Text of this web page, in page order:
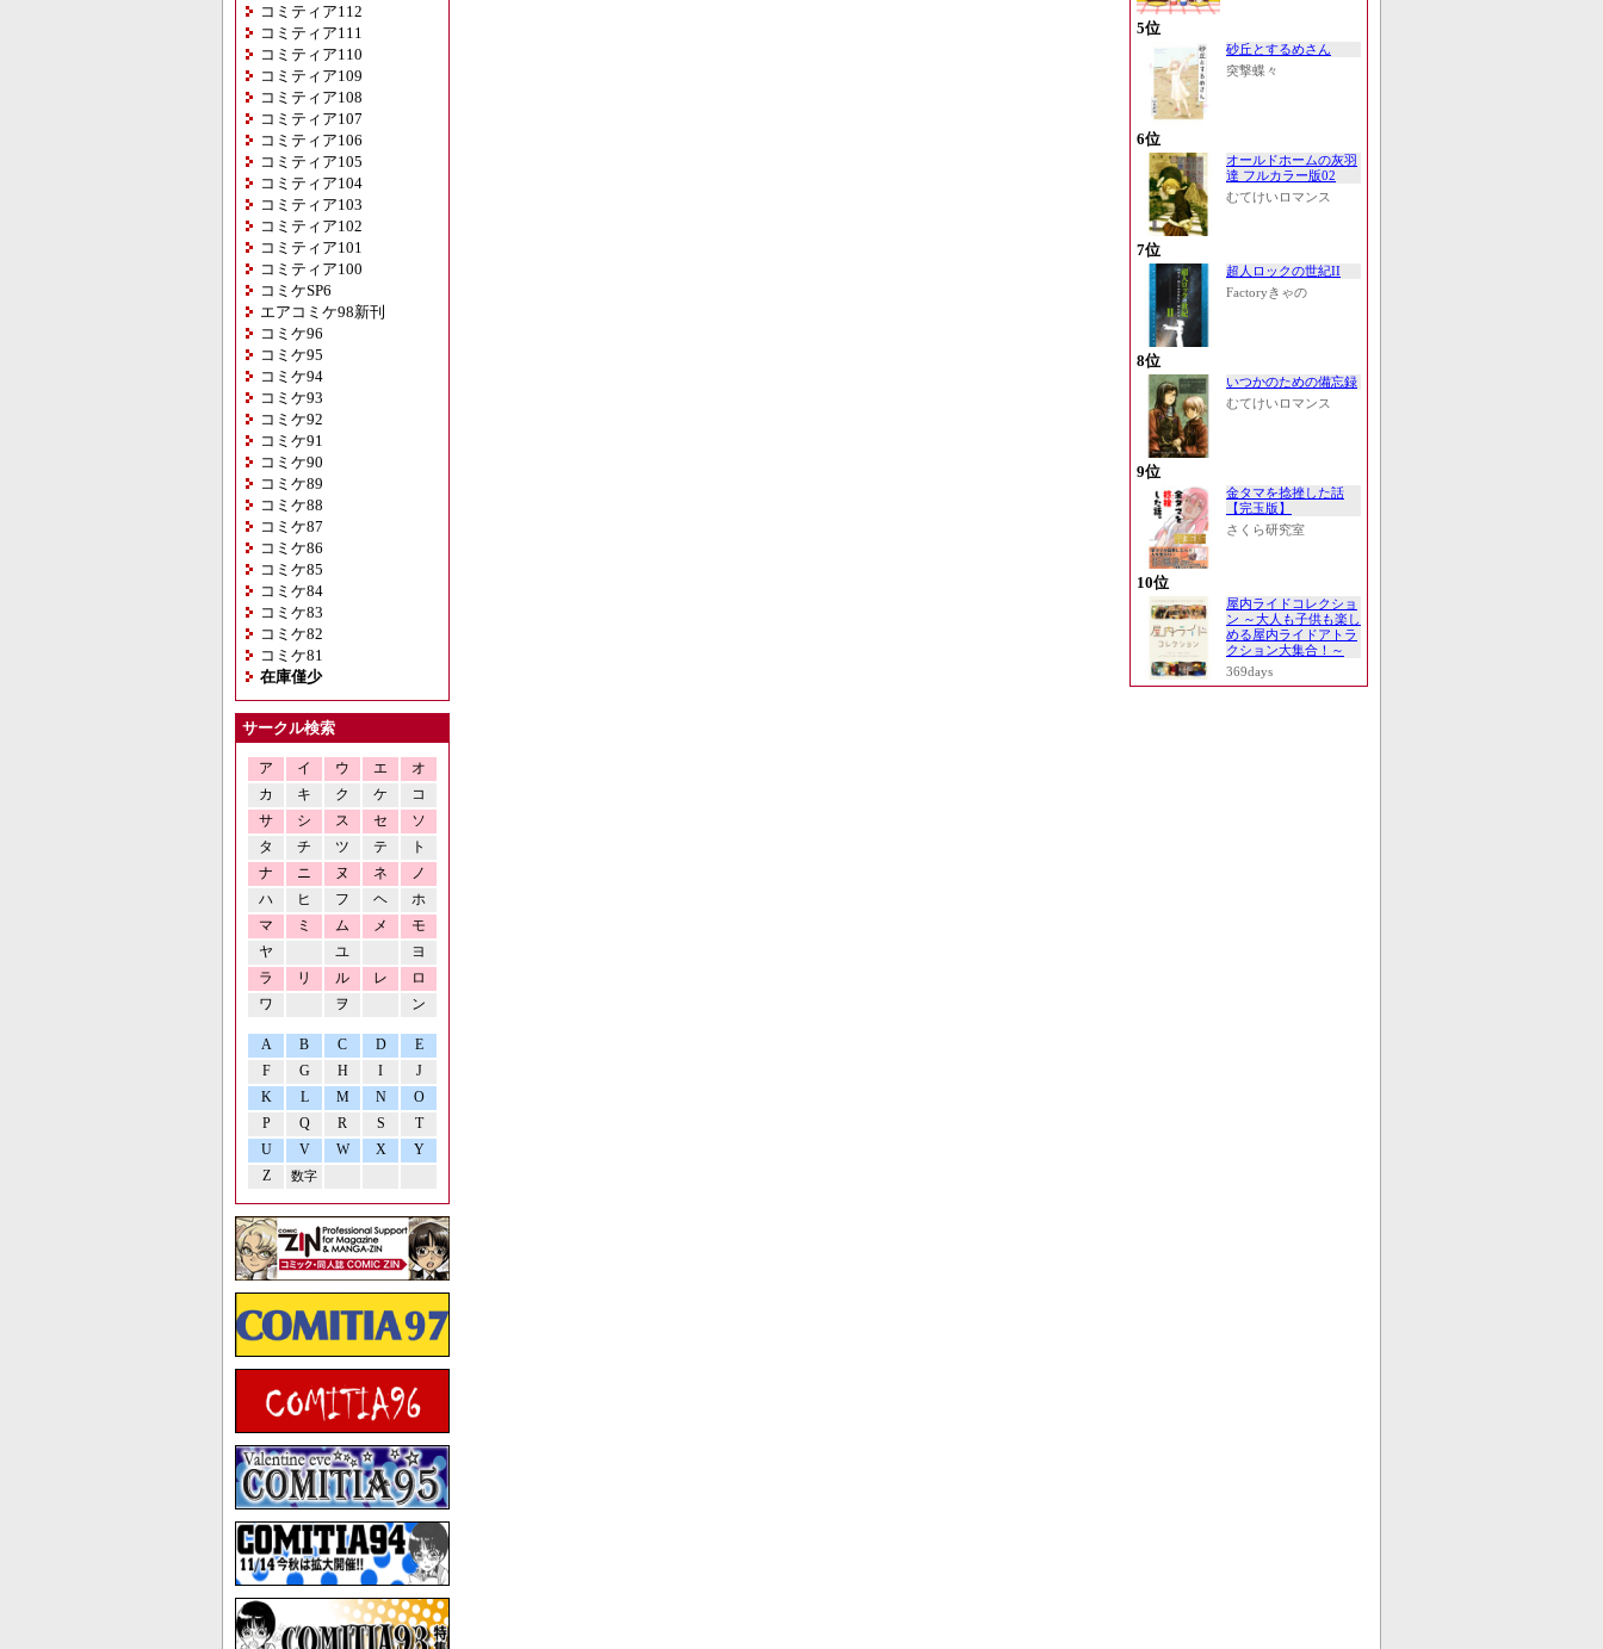
コミティア112
コミティア111
コミティア110
コミティア109
コミティア108
コミティア107
コミティア106
コミティア105
コミティア104
コミティア103
コミティア102
コミティア101
コミティア100
コミケSP6
エアコミケ98新刊
コミケ96
コミケ95
コミケ94
コミケ93
コミケ92
コミケ91
コミケ90
コミケ89
コミケ88
コミケ87
コミケ86
コミケ85
コミケ84
コミケ83
コミケ82
コミケ81
在庫僅少
サークル検索
ア イ ウ エ
オ
カ
キ ク ケ
コ
サ
シ ス セ
ソ
タ
チ ツ テ
ト
ナ
ニ ヌ ネ
ノ
ハ
ヒ フ ヘ
ホ
マ
ミ ム メ
モ
ヤ
ユ
ヨ
ラ
リ ル レ
ロ
ワ
ヲ ン
A B C D
E
F
G H I
J
K
L M N
O
P
Q R S
T
U
V W X
Y
Z
数字
5位
砂丘とするめさん
突撃蝶々
6位
オールドホームの灰羽
達 フルカラー版02
むてけいロマンス
7位
超人ロックの世紀II
Factoryきゃの
8位
いつかのための備忘録
むてけいロマンス
9位
金タマを捻挫した話
【完玉版】
さくら研究室
10位
屋内ライドコレクショ
ン ～大人も子供も楽し
める屋内ライドアトラ
クション大集合！～
369days